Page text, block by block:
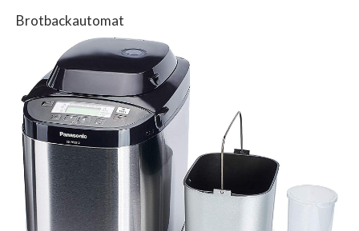
Brotbackautomat